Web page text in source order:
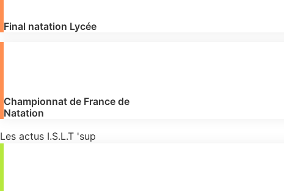
Final natation Lycée
Championnat de France de
Natation
Les actus I.S.L.T 'sup